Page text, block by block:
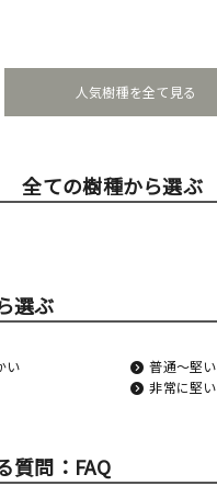
人気樹種を全て見る
全ての樹種から選ぶ
選ぶ
い
普通〜堅い
非常に堅い
質問：FAQ